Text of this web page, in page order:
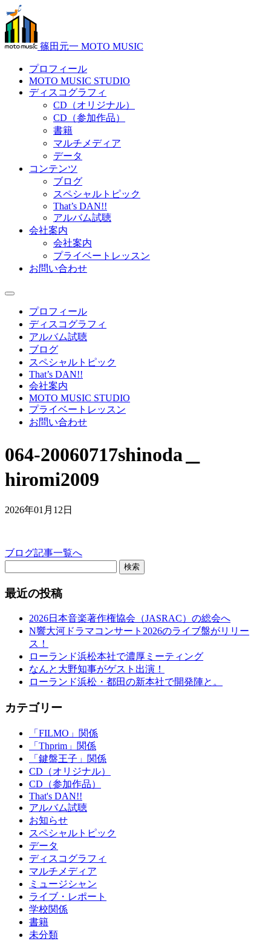
篠田元一 MOTO MUSIC
プロフィール
MOTO MUSIC STUDIO
ディスコグラフィ
CD（オリジナル）
CD（参加作品）
書籍
マルチメディア
データ
コンテンツ
ブログ
スペシャルトピック
That’s DAN!!
アルバム試聴
会社案内
会社案内
プライベートレッスン
お問い合わせ
プロフィール
ディスコグラフィ
アルバム試聴
ブログ
スペシャルトピック
That’s DAN!!
会社案内
MOTO MUSIC STUDIO
プライベートレッスン
お問い合わせ
064-20060717shinoda＿
hiromi2009
2026年01月12日
ブログ記事一覧へ
検索
最近の投稿
2026日本音楽著作権協会（JASRAC）の総会へ
N響大河ドラマコンサート2026のライブ盤がリリー
ス！
ローランド浜松本社で濃厚ミーティング
なんと大野知事がゲスト出演！
ローランド浜松・都田の新本社で開発陣と。
カテゴリー
「FILMO」関係
「Thprim」関係
「鍵盤王子」関係
CD（オリジナル）
CD（参加作品）
That's DAN!!
アルバム試聴
お知らせ
スペシャルトピック
データ
ディスコグラフィ
マルチメディア
ミュージシャン
ライブ・レポート
学校関係
書籍
未分類